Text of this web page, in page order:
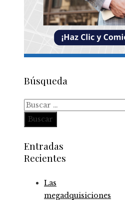
Búsqueda
Buscar:
Entradas
Recientes
Las
megadquisiciones